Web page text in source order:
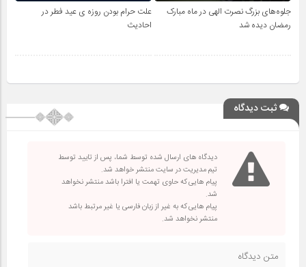
جلوه‌های بزرگ نصرت الهی در ماه مبارک
رمضان دیده شد
علت حرام بودن روزه ی عید فطر در
احادیث
ثبت دیدگاه
دیدگاه های ارسال شده توسط شما، پس از تایید توسط
تیم مدیریت در سایت منتشر خواهد شد.
پیام هایی که حاوی تهمت یا افترا باشد منتشر نخواهد
شد.
پیام هایی که به غیر از زبان فارسی یا غیر مرتبط باشد
منتشر نخواهد شد.